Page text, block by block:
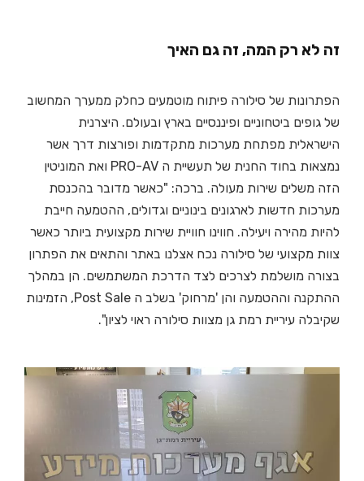
זה לא רק המה, זה גם האיך
הפתרונות של סילורה פיתוח מוטמעים כחלק ממערך המחשוב
של גופים ביטחוניים ופיננסיים בארץ ובעולם. היצרנית
הישראלית מפתחת מערכות מתקדמות ופורצות דרך אשר
נמצאות בחוד החנית של תעשיית ה PRO-AV ואת המוניטין
הזה משלים שירות מעולה. ברכה: "כאשר מדובר בהכנסת
מערכות חדשות לארגונים בינוניים וגדולים, ההטמעה חייבת
להיות מהירה ויעילה. חווינו חוויית שירות מקצועית ביותר כאשר
צוות מקצועי של סילורה נכח אצלנו באתר והתאים את הפתרון
בצורה מושלמת לצרכים לצד הדרכת המשתמשים. הן במהלך
ההתקנה וההטמעה והן 'מרחוק' בשלב ה Post Sale, הזמינות
שקיבלה עיריית רמת גן מצוות סילורה ראוי לציון".